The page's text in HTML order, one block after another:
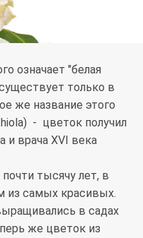
означает "белая
только в
же название этого
- цветок получил
и врача XVI века
тысячу лет, в
из самых красивых.
в садах
же цветок из